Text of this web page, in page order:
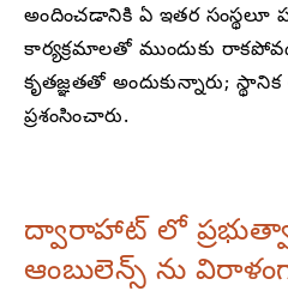
అందించడానికి ఏ ఇతర
కార్యక్రమాలతో ముందుకు
కృతజ్ఞతతో అందుకున్నారు;
ప్రశంసించారు.
ద్వారాహాట్ లో
ఆంబులెన్స్ ను